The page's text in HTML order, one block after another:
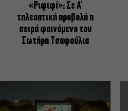
«Ριφιφί»: Σε Α’
τηλεοπτική προβολή η
σειρά φαινόμενο του
Σωτήρη Τσαφούλια